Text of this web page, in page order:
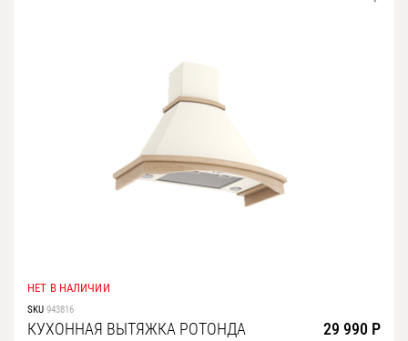
НЕТ В НАЛИЧИИ
SKU 943816
КУХОННАЯ ВЫТЯЖКА РОТОНДА 29 990 Р